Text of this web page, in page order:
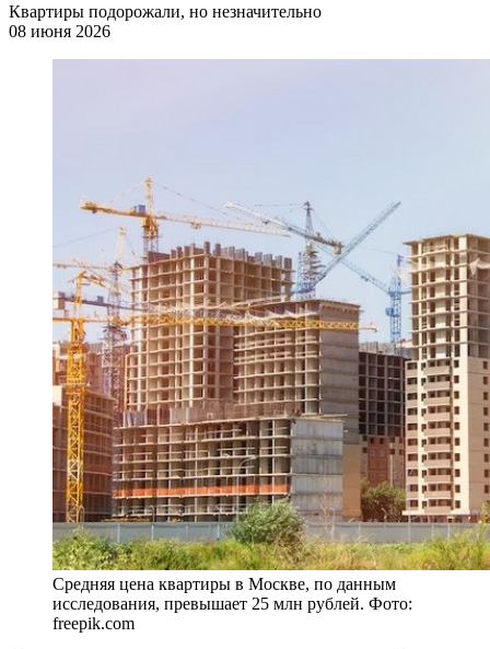
Квартиры подорожали, но незначительно
08 июня 2026
Средняя цена квартиры в Москве, по данным
исследования, превышает 25 млн рублей. Фото:
freepik.com